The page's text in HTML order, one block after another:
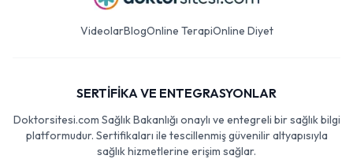
VideolarBlogOnline TerapiOnline Diyet
SERTİFİKA VE ENTEGRASYONLAR
Doktorsitesi.com Sağlık Bakanlığı onaylı ve entegreli bir sağlık bilgi
platformudur. Sertifikaları ile tescillenmiş güvenilir altyapısıyla
sağlık hizmetlerine erişim sağlar.